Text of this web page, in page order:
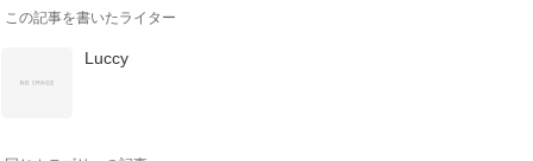
この記事を書いたライター
Luccy